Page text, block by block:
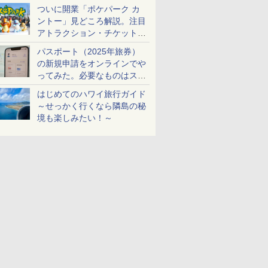
ついに開業「ポケパーク カ
ントー」見どころ解説。注目
アトラクション・チケット手
配・来場前に必要な準備は？
パスポート（2025年旅券）
の新規申請をオンラインでや
ってみた。必要なものはスマ
ホとマイナカードのみ
はじめてのハワイ旅行ガイド
～せっかく行くなら隣島の秘
境も楽しみたい！～